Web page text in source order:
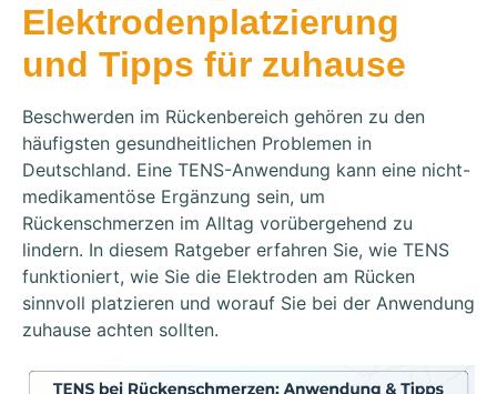
Elektrodenplatzierung
und Tipps für zuhause
Beschwerden im Rückenbereich gehören zu den
häufigsten gesundheitlichen Problemen in
Deutschland. Eine TENS-Anwendung kann eine nicht-
medikamentöse Ergänzung sein, um
Rückenschmerzen im Alltag vorübergehend zu
lindern. In diesem Ratgeber erfahren Sie, wie TENS
funktioniert, wie Sie die Elektroden am Rücken
sinnvoll platzieren und worauf Sie bei der Anwendung
zuhause achten sollten.